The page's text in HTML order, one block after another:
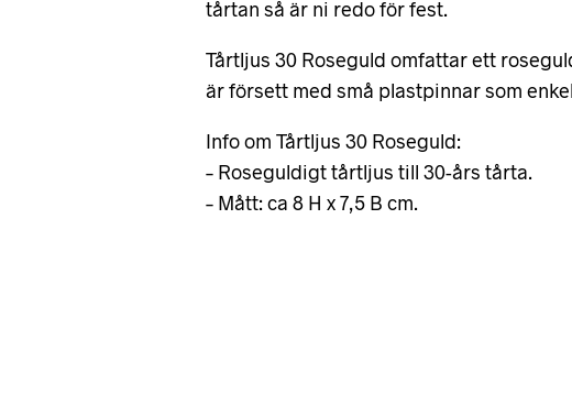
tårtan så är ni redo för fest.
Tårtljus 30 Roseguld omfattar ett
är försett med små plastpinnar som
Info om Tårtljus 30 Roseguld:
– Roseguldigt tårtljus till 30-års tårta.
– Mått: ca 8 H x 7,5 B cm.